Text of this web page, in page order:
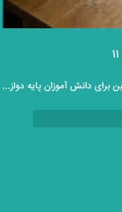
این آزمون در روز چهارشنبه ۲۶ فروردین به صورت آنلاین برای دانش آموزان پایه دوازدهم برگزار خواهد گردید.